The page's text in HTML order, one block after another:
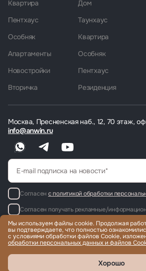
Москва, Пресненская наб., 12, 70 этаж,
info@anwin.ru
Согласен с политикой обработки
Согласен получать рекламные/
Квартира
Пентхаус
Особняк
Апартаменты
Новостройки
Вторичка
Дом
Таунхаус
Квартира
Особняк
Пентхаус
Резиденция
Продажа и аренда элитной недвижимости по
© 2022-2026 Международная
Мы используем файлы cookie. Продолжая
вы подтверждаете, что полностью
с условиями обработки файлов Cookie,
обработки персональных данных и файлов
Хорошо